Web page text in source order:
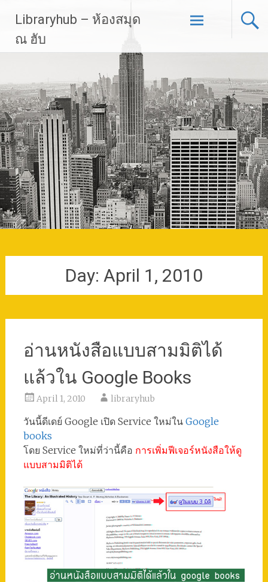
content
Libraryhub – ห้องสมุด
ณ ฮับ
Day: April 1, 2010
อ่านหนังสือแบบสามมิติได้
แล้วใน Google Books
April 1, 2010 libraryhub
วันนี้ดีเดย์ Google เปิด Service ใหม่ใน Google
books
โดย Service ใหม่ที่ว่านี้คือ การเพิ่มฟีเจอร์หนังสือให้ดู
แบบสามมิติได้